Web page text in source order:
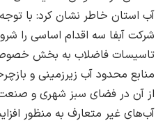
آب استان خاطر نشان کرد: با
شرکت آبفا سه اقدام اساسی را
تاسیسات فاضلاب به بخش
منابع محدود آب زیرزمینی و
از آن در فضای سبز شهری و
آب‌های غیر متعارف به منظور